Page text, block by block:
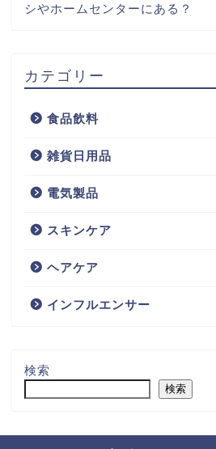
シやホームセンターにある？
カテゴリー
食品飲料
雑貨日用品
電気製品
スキンケア
ヘアケア
インフルエンサー
検索
検索